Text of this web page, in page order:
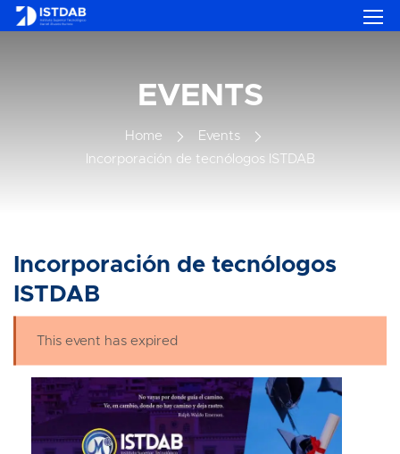
EVENTS
Home
Events
Incorporación de tecnólogos ISTDAB
Incorporación de tecnólogos
ISTDAB
This event has expired